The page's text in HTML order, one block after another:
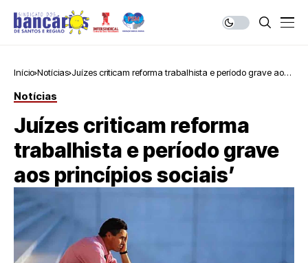
Início Notícias Juízes criticam reforma trabalhista e período grave aos
Notícias
Juízes criticam reforma
trabalhista e período grave
aos princípios sociais’